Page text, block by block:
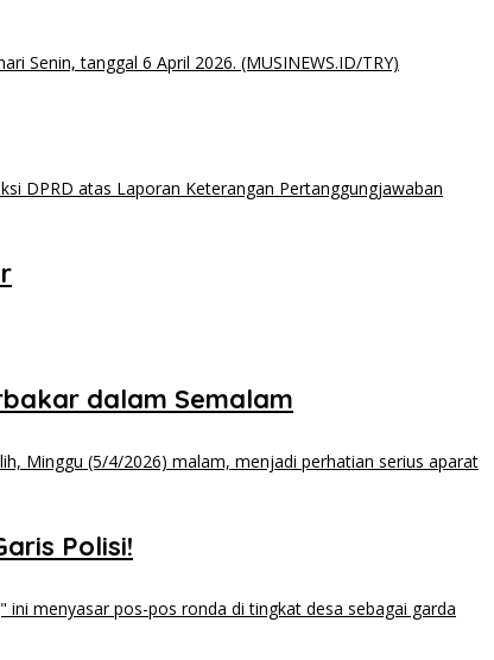
dalam Semalam
Polisi!